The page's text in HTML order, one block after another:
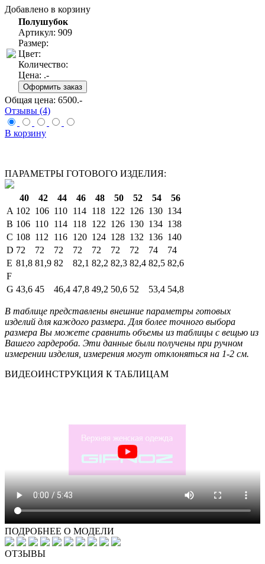
Добавлено в корзину
Полушубок
Артикул: 909
Размер:
Цвет:
Количество:
Цена: .-
Общая цена: 6500.-
Отзывы (4)
В корзину
ПАРАМЕТРЫ ГОТОВОГО ИЗДЕЛИЯ:
40 42 44 46 48 50 52 54
56
A 102 106 110 114 118 122 126 130 134
B 106 110 114 118 122 126 130 134 138
C 108 112 116 120 124 128 132 136 140
D 72 72 72 72 72 72 72 74
74
E 81,8 81,9 82 82,1 82,2 82,3 82,4 82,5 82,6
F
G 43,6 45 46,4 47,8 49,2 50,6 52 53,4 54,8
В таблице представлены внешние параметры готовых
изделий для каждого размера. Для более точного выбора
размера Вы можете сравнить объемы из таблицы с вещью из
Вашего гардероба. Эти данные были получены при ручном
измерении изделия, измерения могут отклоняться на 1-2 см.
ВИДЕОИНСТРУКЦИЯ К ТАБЛИЦАМ
ПОДРОБНЕЕ О МОДЕЛИ
ОТЗЫВЫ